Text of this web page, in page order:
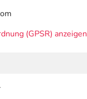
(GPSR) anzeigen